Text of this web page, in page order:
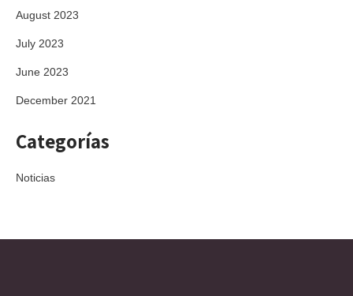
August 2023
July 2023
June 2023
December 2021
Categorías
Noticias